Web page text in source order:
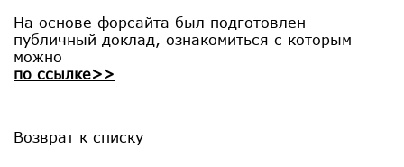
На основе форсайта был подготовлен
публичный доклад, ознакомиться с которым
можно
по ссылке>>
Возврат к списку